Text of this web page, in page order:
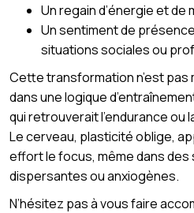
Un regain d’énergie et de
Un sentiment de
situations sociales ou
Cette transformation n’est pas
dans une logique
qui retrouverait l’endurance ou
Le cerveau, plasticité oblige,
effort le focus, même dans
dispersantes ou anxiogènes.
N’hésitez pas à vous faire